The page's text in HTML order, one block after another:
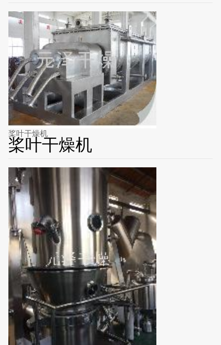
桨叶干燥机
桨叶干燥机